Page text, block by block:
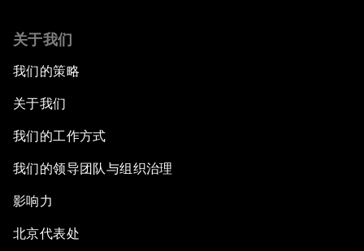
关于我们
我们的策略
关于我们
我们的工作方式
我们的领导团队与组织治理
影响力
北京代表处